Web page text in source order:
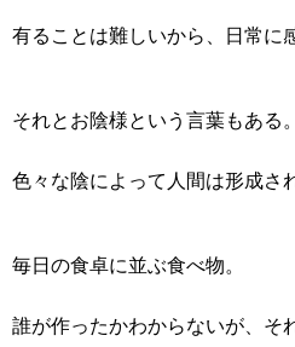
有ることは難しいから、日常に
それとお陰様という言葉もある。
色々な陰によって人間は形成さ
毎日の食卓に並ぶ食べ物。
誰が作ったかわからないが、そ